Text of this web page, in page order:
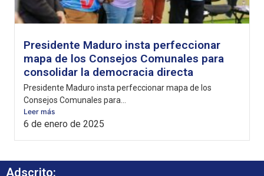
Presidente Maduro insta perfeccionar
mapa de los Consejos Comunales para
consolidar la democracia directa
Presidente Maduro insta perfeccionar mapa de los
Consejos Comunales para...
Leer más
6 de enero de 2025
Adscrito: